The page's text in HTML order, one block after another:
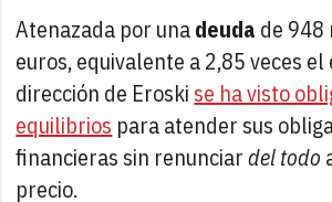
Atenazada por unadeuda de 948
euros, equivalente a 2,85 veces
dirección de Eroski se ha visto
equilibrios para atender sus
financieras sin renunciardel todo
precio.